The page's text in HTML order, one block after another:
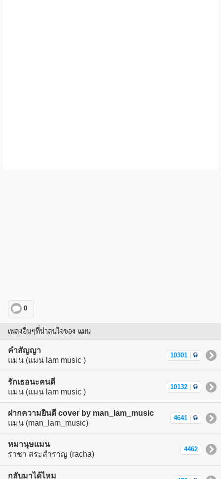
0
เพลงอื่นๆที่น่าสนใจของ แมน
คําสัญญา
แมน (แมน lam music )
10301
รักเธอนะคนดี
แมน (แมน lam music )
10132
ฝากความยินดี cover by man_lam_music
แมน (man_lam_music)
4641
หมานุษแมน
ราชา สระสำราญ (racha)
4462
กลับมาได้ไหม